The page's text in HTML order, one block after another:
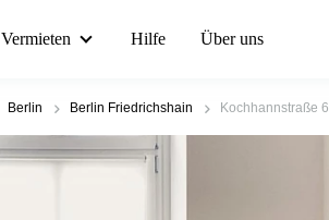
Hilfe Über uns
Berlin Berlin Friedrichshain Kochhannstraße 6